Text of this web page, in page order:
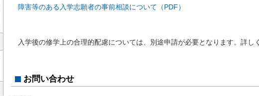
障害等のある入学志願者の事前相談について（PDF）
入学後の修学上の合理的配慮については、別途申請が必要となります。詳し
お問い合わせ